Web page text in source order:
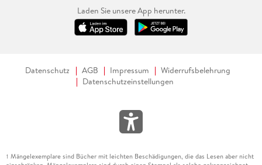
Laden Sie unsere App herunter.
Datenschutz AGB Impressum
Widerrufsbelehrung
Datenschutzeinstellungen
1 Mängelexemplare sind Bücher mit leichten Beschädigungen, die das Lesen aber nicht